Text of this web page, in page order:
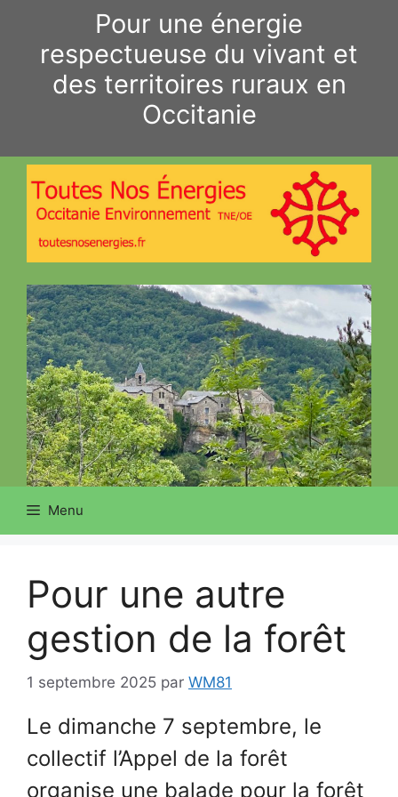
contenu
Pour une énergie
respectueuse du vivant et
des territoires ruraux en
Occitanie
Menu
Pour une autre
gestion de la forêt
1 septembre 2025 par WM81
Le dimanche 7 septembre, le
collectif l’Appel de la forêt
organise une balade pour la forêt